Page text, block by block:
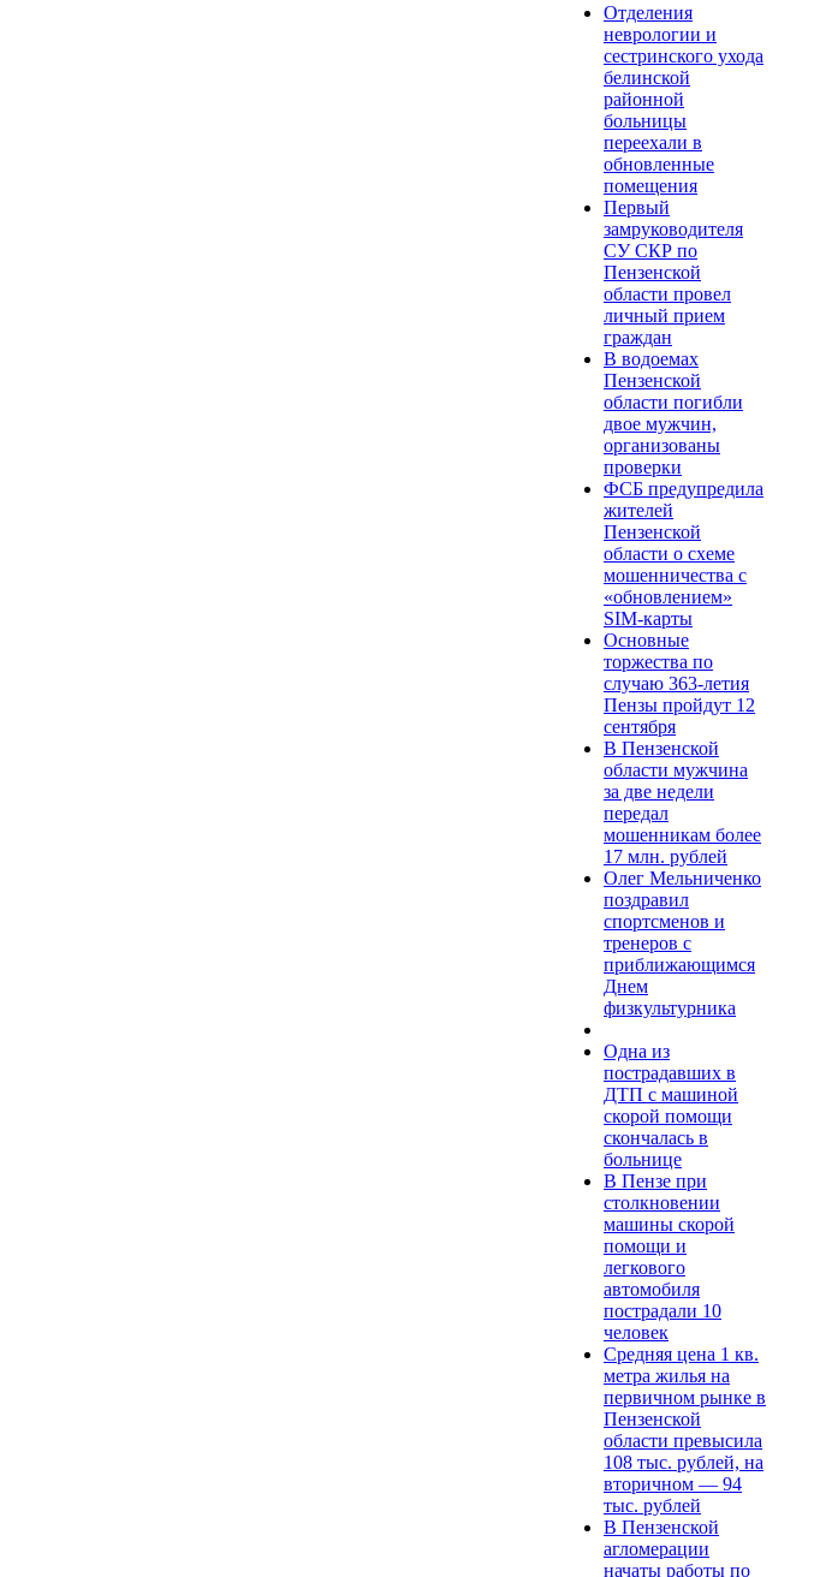
Отделения
неврологии и
сестринского ухода
белинской
районной
больницы
переехали в
обновленные
помещения
Первый
замруководителя
СУ СКР по
Пензенской
области провел
личный прием
граждан
В водоемах
Пензенской
области погибли
двое мужчин,
организованы
проверки
ФСБ предупредила
жителей
Пензенской
области о схеме
мошенничества c
«обновлением»
SIM-карты
Основные
торжества по
случаю 363-летия
Пензы пройдут 12
сентября
В Пензенской
области мужчина
за две недели
передал
мошенникам более
17 млн. рублей
Олег Мельниченко
поздравил
спортсменов и
тренеров с
приближающимся
Днем
физкультурника
Одна из
пострадавших в
ДТП с машиной
скорой помощи
скончалась в
больнице
В Пензе при
столкновении
машины скорой
помощи и
легкового
автомобиля
пострадали 10
человек
Средняя цена 1 кв.
метра жилья на
первичном рынке в
Пензенской
области превысила
108 тыс. рублей, на
вторичном — 94
тыс. рублей
В Пензенской
агломерации
начаты работы по